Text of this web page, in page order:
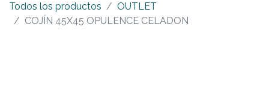
Todos los productos
OUTLET
COJÍN 45X45 OPULENCE CELADON